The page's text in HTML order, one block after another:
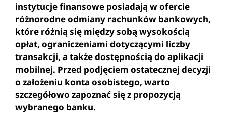
instytucje finansowe posiadają w ofercie
różnorodne odmiany rachunków bankowych,
które różnią się między sobą wysokością
opłat, ograniczeniami dotyczącymi liczby
transakcji, a także dostępnością do aplikacji
mobilnej. Przed podjęciem ostatecznej decyzji
o założeniu konta osobistego, warto
szczegółowo zapoznać się z propozycją
wybranego banku.